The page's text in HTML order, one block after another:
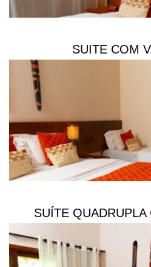
SUITE COM
SUÍTE QUADRUPLA